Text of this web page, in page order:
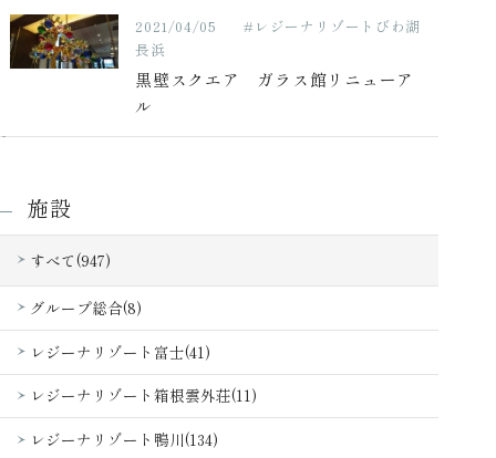
2021/04/05
#レジーナリゾートびわ湖
長浜
黒壁スクエア ガラス館リニューア
ル
施設
すべて(947)
グループ総合(8)
レジーナリゾート富士(41)
レジーナリゾート箱根雲外荘(11)
レジーナリゾート鴨川(134)